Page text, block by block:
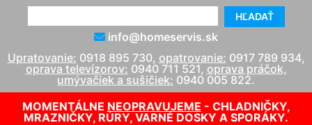
HĽADAŤ
info@homeservis.sk
Upratovanie: 0918 895 730, opatrovanie: 0917 789 934,
oprava televízorov: 0940 711 521, oprava práčok,
umývačiek a sušičiek: 0940 005 822.
MOMENTÁLNE NEOPRAVUJEME - CHLADNIČKY,
MRAZNIČKY, RÚRY, VARNÉ DOSKY A SPORÁKY.